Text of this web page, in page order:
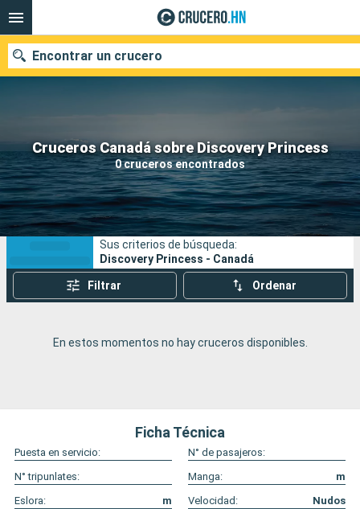
Cruceros Canadá sobre Discovery Princess
0 cruceros encontrados
Encontrar un crucero
Nuestros destinos
Fecha de salida
Puertos Compañías
Buscar
Sus criterios de búsqueda:
Discovery Princess - Canadá
Filtrar Ordenar
En estos momentos no hay cruceros disponibles.
Ficha Técnica
Puesta en servicio:
N° de pasajeros:
N° tripunlates:
Manga:
m
Eslora:
m Velocidad: Nudos